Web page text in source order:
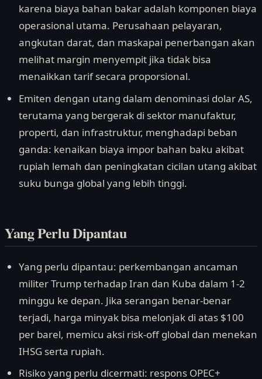
karena biaya bahan bakar adalah komponen biaya
operasional utama. Perusahaan pelayaran,
angkutan darat, dan maskapai penerbangan akan
melihat margin menyempit jika tidak bisa
menaikkan tarif secara proporsional.
Emiten dengan utang dalam denominasi dolar AS,
terutama yang bergerak di sektor manufaktur,
properti, dan infrastruktur, menghadapi beban
ganda: kenaikan biaya impor bahan baku akibat
rupiah lemah dan peningkatan cicilan utang akibat
suku bunga global yang lebih tinggi.
Yang Perlu Dipantau
Yang perlu dipantau: perkembangan ancaman
militer Trump terhadap Iran dan Kuba dalam 1-2
minggu ke depan. Jika serangan benar-benar
terjadi, harga minyak bisa melonjak di atas $100
per barel, memicu aksi risk-off global dan menekan
IHSG serta rupiah.
Risiko yang perlu dicermati: respons OPEC+